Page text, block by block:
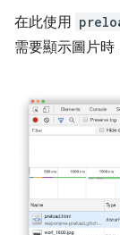
在此使用
需要顯示圖片時